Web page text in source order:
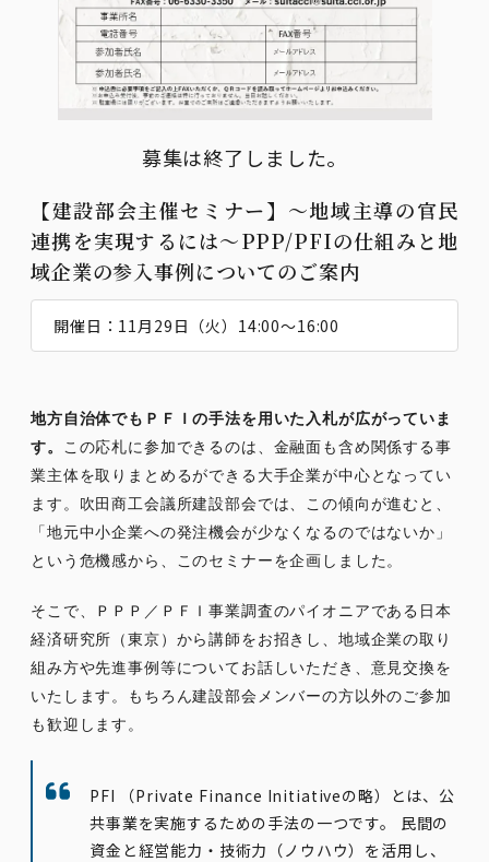
募集は終了しました。
【建設部会主催セミナー】～地域主導の官民
連携を実現するには～PPP/PFIの仕組みと地
域企業の参入事例についてのご案内
開催日：11月29日（火）14:00～16:00
地方自治体でもＰＦＩの手法を用いた入札が広がっていま
す。
この応札に参加できるのは、金融面も含め関係する事
業主体を取りまとめるができる大手企業が中心となってい
ます。吹田商工会議所建設部会では、この傾向が進むと、
「地元中小企業への発注機会が少なくなるのではないか」
という危機感から、このセミナーを企画しました。
そこで、ＰＰＰ／ＰＦＩ事業調査のパイオニアである日本
経済研究所（東京）から講師をお招きし、地域企業の取り
組み方や先進事例等についてお話しいただき、意見交換を
いたします。もちろん建設部会メンバーの方以外のご参加
も歓迎します。
PFI （Private Finance Initiativeの略）とは、 公
共事業を実施するための手法の一つです。 民間の
資金と経営能力・技術力（ノウハウ）を活用し、